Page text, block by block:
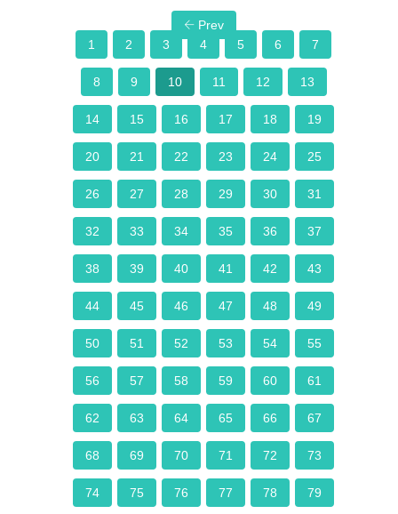
Prev
1
2 3 4 5 6 7
8 9 10 11 12 13
14 15 16 17 18 19
20 21 22 23 24 25
26 27 28 29 30 31
32 33 34 35 36 37
38 39 40 41 42 43
44 45 46 47 48 49
50 51 52 53 54 55
56 57 58 59 60 61
62 63 64 65 66 67
68 69 70 71 72 73
74 75 76 77 78 79